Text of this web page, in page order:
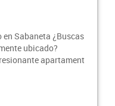
publicitaria
este apartamento
y e